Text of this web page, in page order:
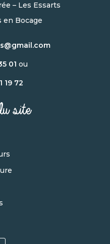
– Les Essarts
en Bocage
01 ou
19 72
site